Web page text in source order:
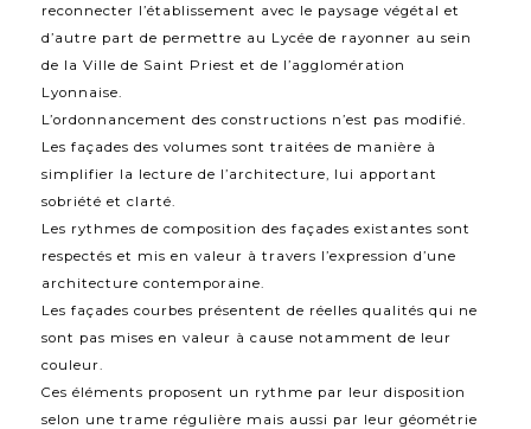
reconnecter l’établissement avec le paysage végétal et
d’autre part de permettre au Lycée de rayonner au sein
de la Ville de Saint Priest et de l’agglomération
Lyonnaise.
L’ordonnancement des constructions n’est pas modifié.
Les façades des volumes sont traitées de manière à
simplifier la lecture de l’architecture, lui apportant
sobriété et clarté.
Les rythmes de composition des façades existantes sont
respectés et mis en valeur à travers l’expression d’une
architecture contemporaine.
Les façades courbes présentent de réelles qualités qui ne
sont pas mises en valeur à cause notamment de leur
couleur.
Ces éléments proposent un rythme par leur disposition
selon une trame régulière mais aussi par leur géométrie